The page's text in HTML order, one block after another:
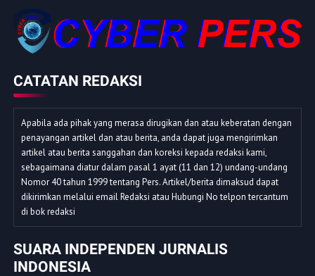
CATATAN REDAKSI
Apabila ada pihak yang merasa dirugikan dan atau keberatan dengan
penayangan artikel dan atau berita, anda dapat juga mengirimkan
artikel atau berita sanggahan dan koreksi kepada redaksi kami,
sebagaimana diatur dalam pasal 1 ayat (11 dan 12) undang-undang
Nomor 40 tahun 1999 tentang Pers. Artikel/berita dimaksud dapat
dikirimkan melalui email Redaksi atau Hubungi No telpon tercantum
di bok redaksi
SUARA INDEPENDEN JURNALIS
INDONESIA